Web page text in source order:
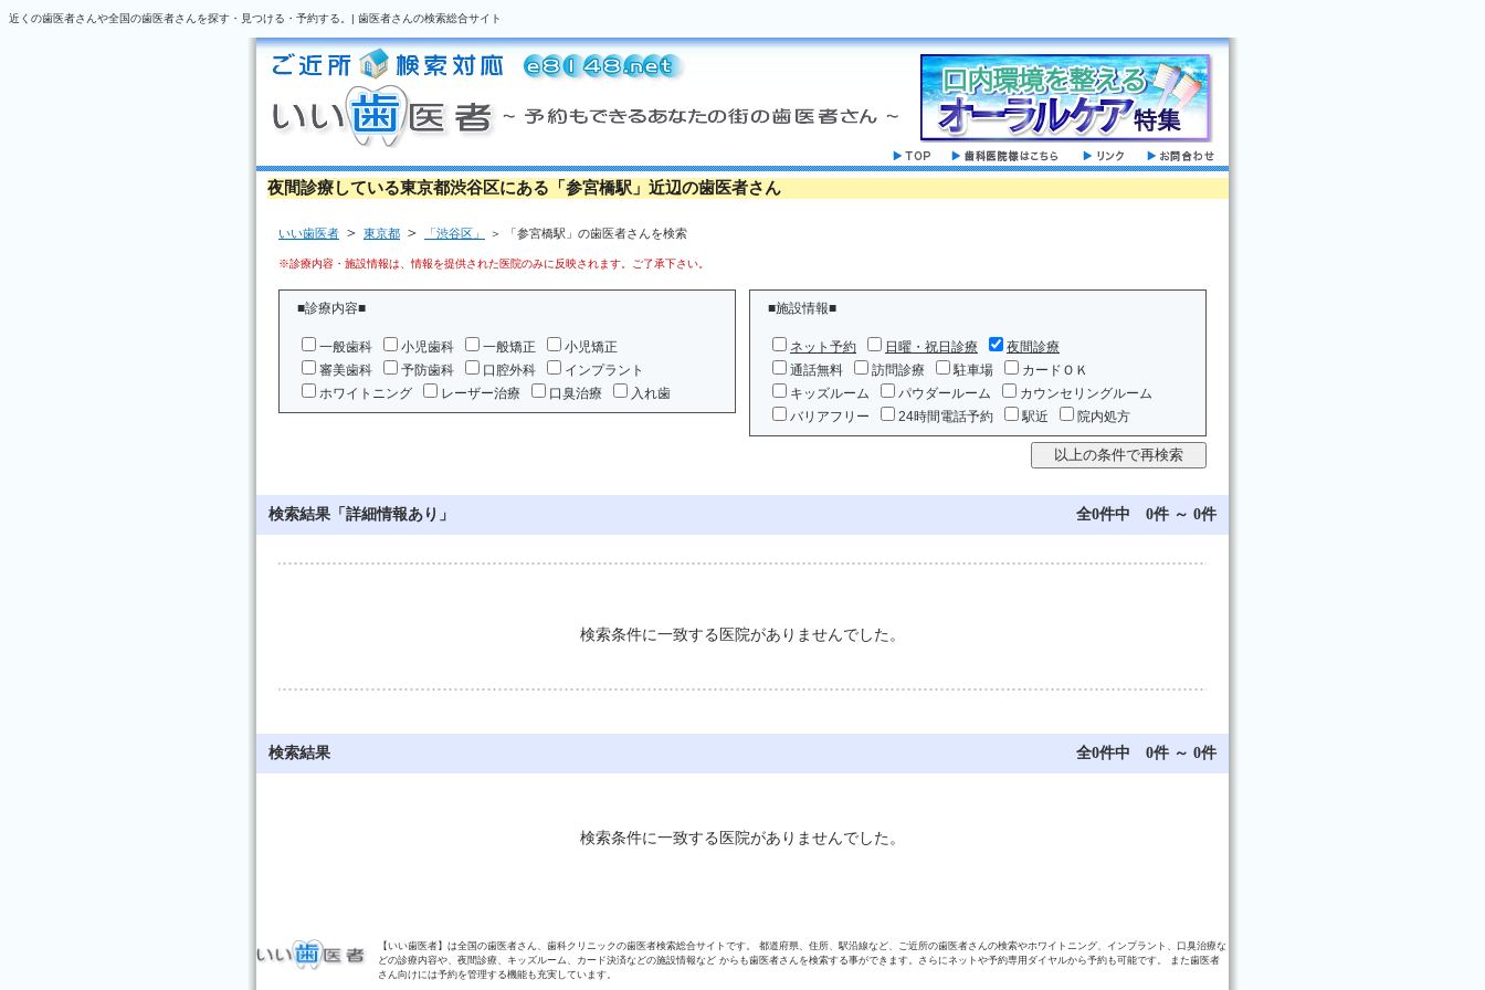
近くの歯医者さんや全国の歯医者さんを探す・見つける・予約する。| 歯医者さんの検索総合サイト
夜間診療している東京都渋谷区にある「参宮橋駅」近辺の歯医者さん
いい歯医者 ＞ 東京都 ＞ 「渋谷区」 ＞ 「参宮橋駅」の歯医者さんを検索
※診療内容・施設情報は、情報を提供された医院のみに反映されます。ご了承下さい。
■診療内容■
一般歯科 小児歯科 一般矯正
小児矯正
審美歯科
予防歯科 口腔外科
インプラント
ホワイトニング
レーザー治療 口臭治療 入れ歯
■施設情報■
ネット予約 日曜・祝日診療
夜間診療
通話無料
訪問診療 駐車場
カードＯＫ
キッズルーム
パウダールーム
カウンセリングルーム
バリアフリー
24時間電話予約 駅近 院内処方
検索結果「詳細情報あり」 全0件中 0件 ～ 0件
検索条件に一致する医院がありませんでした。
検索結果 全0件中 0件 ～ 0件
検索条件に一致する医院がありませんでした。
【いい歯医者】は全国の歯医者さん、歯科クリニックの歯医者検索総合サイトです。 都道府県、住所、駅沿線など、ご近所の歯医者さんの検索やホワイトニング、インプラント、口臭治療な
どの診療内容や、夜間診療、キッズルーム、カード決済などの施設情報など からも歯医者さんを検索する事ができます。さらにネットや予約専用ダイヤルから予約も可能です。 また歯医者
さん向けには予約を管理する機能も充実しています。